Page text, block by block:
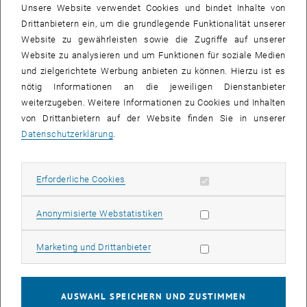
Bewertung von Datenmanagementplänen. Durch die
Automatisierung könnten sowohl Forschenden als auch
Forschungsförder_innen schnelles Feedback über die Qualität und
FAIRness geplanter oder durchgeführter Maßnahmen erhalten. Die
im Artikel vorgestellten Ergebnisse werden auch in die Entwicklung
desDAMAP , öffnet eine externe URL in einem neuen Fenster
-Tools einfließen, das von der TU Wien als
TU Wien
DMP Tool
, öffnet eine externe URL in einem neuen Fenster
angeboten wird.
Das komplette Paper ist hier zu finden:
https://datascience.codata.org/articles/10.5334/dsj-2023-028
Zusammenfassung
Die meisten Forschungsförderer verlangen Datenmanagementpläne
(DMPs). Der Begutachtungsprozess kann zeitaufwändig sein, da die
Gutachter_innen die von den Forscher_innen eingereichten
Textdokumente lesen und ihr Feedback abgeben müssen. Darüber
hinaus erfordert die Begutachtung spezifisches Expertenwissen im
Bereich der Datenmanagements, das nur selten vorhanden ist.
Maschinell verarbeitbare Datenmanagementpläne (maDMPs) und
semantische Technologien erhöhen das Potenzial für eine
Unsere Website verwendet Cookies und bindet Inhalte von
Drittanbietern ein, um die grundlegende Funktionalität unserer
Website zu gewährleisten sowie die Zugriffe auf unserer
Website zu analysieren und um Funktionen für soziale Medien
und zielgerichtete Werbung anbieten zu können. Hierzu ist es
nötig Informationen an die jeweiligen Dienstanbieter
weiterzugeben. Weitere Informationen zu Cookies und Inhalten
von Drittanbietern auf der Website finden Sie in unserer
Datenschutzerklärung
Erforderliche Cookies Erforderliche Cookies zulassen
Anonymisierte WebstatistikenStatistik Cookies zulassen
Marketing und DrittanbieterMarketing Cookies zulassen
AUSWAHL SPEICHERN UND ZUSTIMMEN